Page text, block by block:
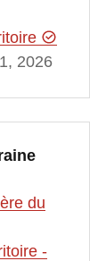
2026
du
-